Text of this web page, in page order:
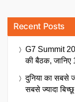
Recent Posts
G7 Summit
की बैठक,
दुनिया का सबसे
सबसे ज्यादा बिच्छू